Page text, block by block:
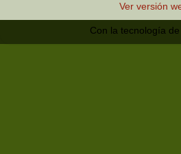
Ver versión
Con la tecnología de